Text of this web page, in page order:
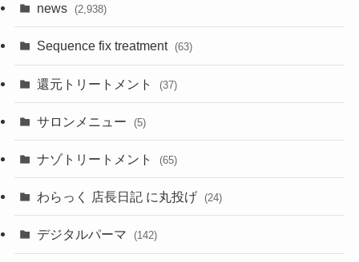
news (2,938)
Sequence fix treatment (63)
還元トリートメント (37)
サロンメニュー (5)
ナゾトリートメント (65)
わらっく 店長日記 に丸投げ (24)
デジタルパーマ (142)